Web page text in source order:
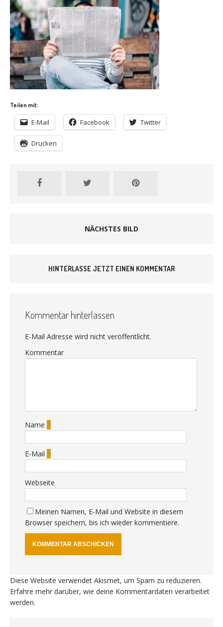
Teilen mit:
E-Mail Facebook Twitter
Drucken
NÄCHSTES BILD
HINTERLASSE JETZT EINEN KOMMENTAR
Kommentar hinterlassen
E-Mail Adresse wird nicht veröffentlicht.
Kommentar
Name *
E-Mail *
Webseite
Meinen Namen, E-Mail und Website in diesem
Browser speichern, bis ich wieder kommentiere.
Diese Website verwendet Akismet, um Spam zu reduzieren.
Erfahre mehr darüber, wie deine Kommentardaten verarbeitet
werden.